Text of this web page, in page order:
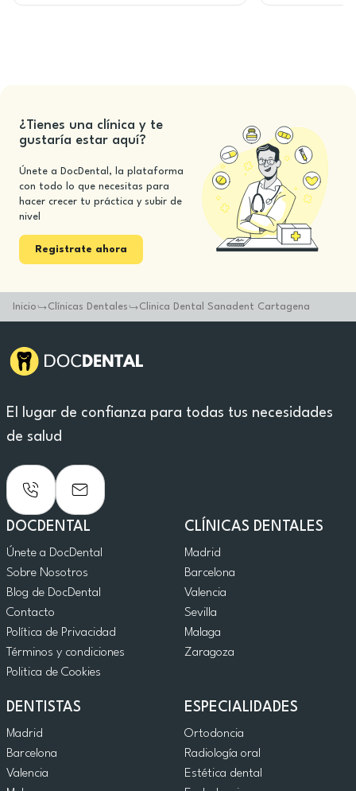
¿Tienes una clínica y te
gustaría estar aquí?
Únete a DocDental, la plataforma
con todo lo que necesitas para
hacer crecer tu práctica y subir de
nivel
Registrate ahora
Inicio Clínicas Dentales Clinica Dental Sanadent Cartagena
El lugar de confianza para todas tus necesidades
de salud
DOCDENTAL
Únete a DocDental
Sobre Nosotros
Blog de DocDental
Contacto
Política de Privacidad
Términos y condiciones
Politica de Cookies
CLÍNICAS DENTALES
Madrid
Barcelona
Valencia
Sevilla
Malaga
Zaragoza
DENTISTAS
Madrid
Barcelona
Valencia
ESPECIALIDADES
Ortodoncia
Radiología oral
Estética dental